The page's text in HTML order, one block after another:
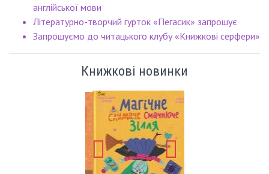
англійської мови
Літературно-творчий гурток «Пегасик» запрошує
Запрошуємо до читацького клубу «Книжкові серфери»
Книжкові новинки